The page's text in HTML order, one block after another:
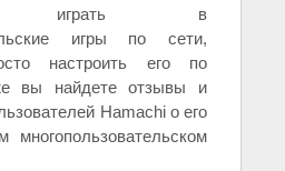
играть в
игры по сети,
настроить его по
вы найдете отзывы и
Hamachi о его
многопользовательском